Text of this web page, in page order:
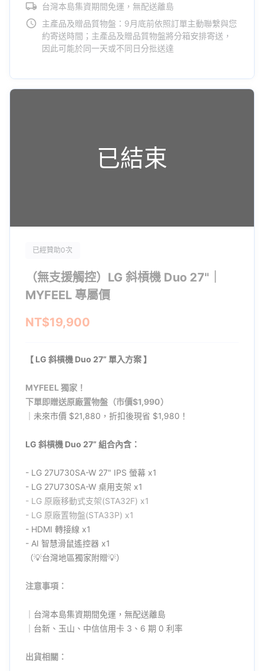
台灣本島集資期間免運，無配送離島
主產品及贈品質物盤：9月底前依照訂單主動聯繫與您
約寄送時間；主產品及贈品質物盤將分箱安排寄送，
因此可能於同一天或不同日分批送達
已結束
已經贊助0次
（無支援觸控）LG 斜槓機 Duo 27"｜
MYFEEL 專屬價
NT$19,900
【 LG 斜槓機 Duo 27” 單入方案】
MYFEEL 獨家！
下單即贈送原廠置物盤（市價$1,990）
｜未來市價 $21,880，折扣後現省 $1,980！
LG 斜槓機 Duo 27” 組合內含：
- LG 27U730SA-W 27" IPS 螢幕 x1
- LG 27U730SA-W 桌用支架 x1
- LG 原廠移動式支架(STA32F) x1
- LG 原廠置物盤(STA33P) x1
- HDMI 轉接線 x1
- AI 智慧滑鼠遙控器 x1
（💡台灣地區獨家附贈💡）
注意事項：
｜台灣本島集資期間免運，無配送離島
｜台新、玉山、中信信用卡 3、6 期 0 利率
出貨相關：